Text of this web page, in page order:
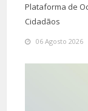
Plataforma de
Cidadãos
06 Agosto 2026